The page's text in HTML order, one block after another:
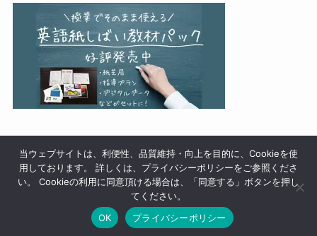
イベントカレンダー
当ウェブサイトは、利便性、品質維持・向上を目的に、Cookieを使
用しております。 詳しくは、プライバシーポリシーをご参照くださ
い。 Cookieの利用に同意頂ける場合は、「同意する」ボタンを押し
てください。
OK
プライバシーポリシー